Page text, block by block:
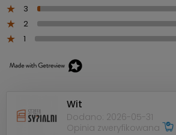
3
2
1
Wit
Dodano: 2026-05-31
Opinia zweryfikowana